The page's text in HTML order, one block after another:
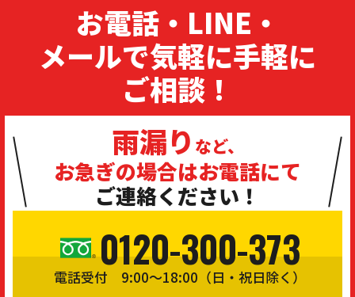
お電話・LINE・
メールで気軽に手軽に
ご相談！
雨漏り など、
お急ぎの場合はお電話にて
ご連絡ください！
0120-300-373
電話受付 9:00〜18:00（日・祝日除く）